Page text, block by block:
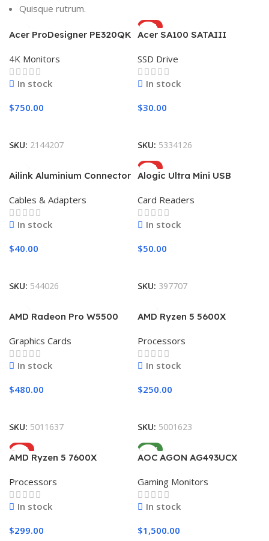
Quisque rutrum.
Acer ProDesigner PE320QK
4K Monitors
In stock
$750.00
SKU: 2144207
HOT
Acer SA100 SATAIII
SSD Drive
In stock
$30.00
SKU: 5334126
Ailink Aluminium Connector
Cables & Adapters
In stock
$40.00
SKU: 544026
HOT
Alogic Ultra Mini USB
Card Readers
In stock
$50.00
SKU: 397707
AMD Radeon Pro W5500
Graphics Cards
In stock
$480.00
SKU: 5011637
AMD Ryzen 5 5600X
Processors
In stock
$250.00
SKU: 5001623
HOT
AMD Ryzen 5 7600X
Processors
In stock
$299.00
NEW
AOC AGON AG493UCX
Gaming Monitors
In stock
$1,500.00